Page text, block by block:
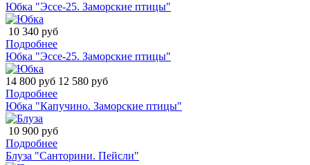
Юбка "Эссе-25. Заморские птицы"
10 340 руб
Подробнее
Юбка "Эссе-25. Заморские птицы"
14 800 руб 12 580 руб
Подробнее
Юбка "Капучино. Заморские птицы"
10 900 руб
Подробнее
Блуза "Санторини. Пейсли"